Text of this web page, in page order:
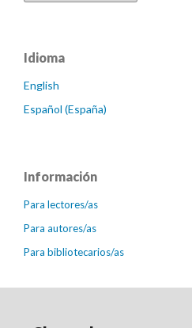
Idioma
English
Español (España)
Información
Para lectores/as
Para autores/as
Para bibliotecarios/as